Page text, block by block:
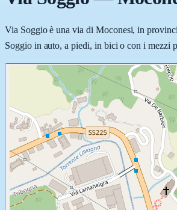
Via Soggio è una via di Moconesi, in
Soggio in auto, a piedi, in bici o con i mezzi